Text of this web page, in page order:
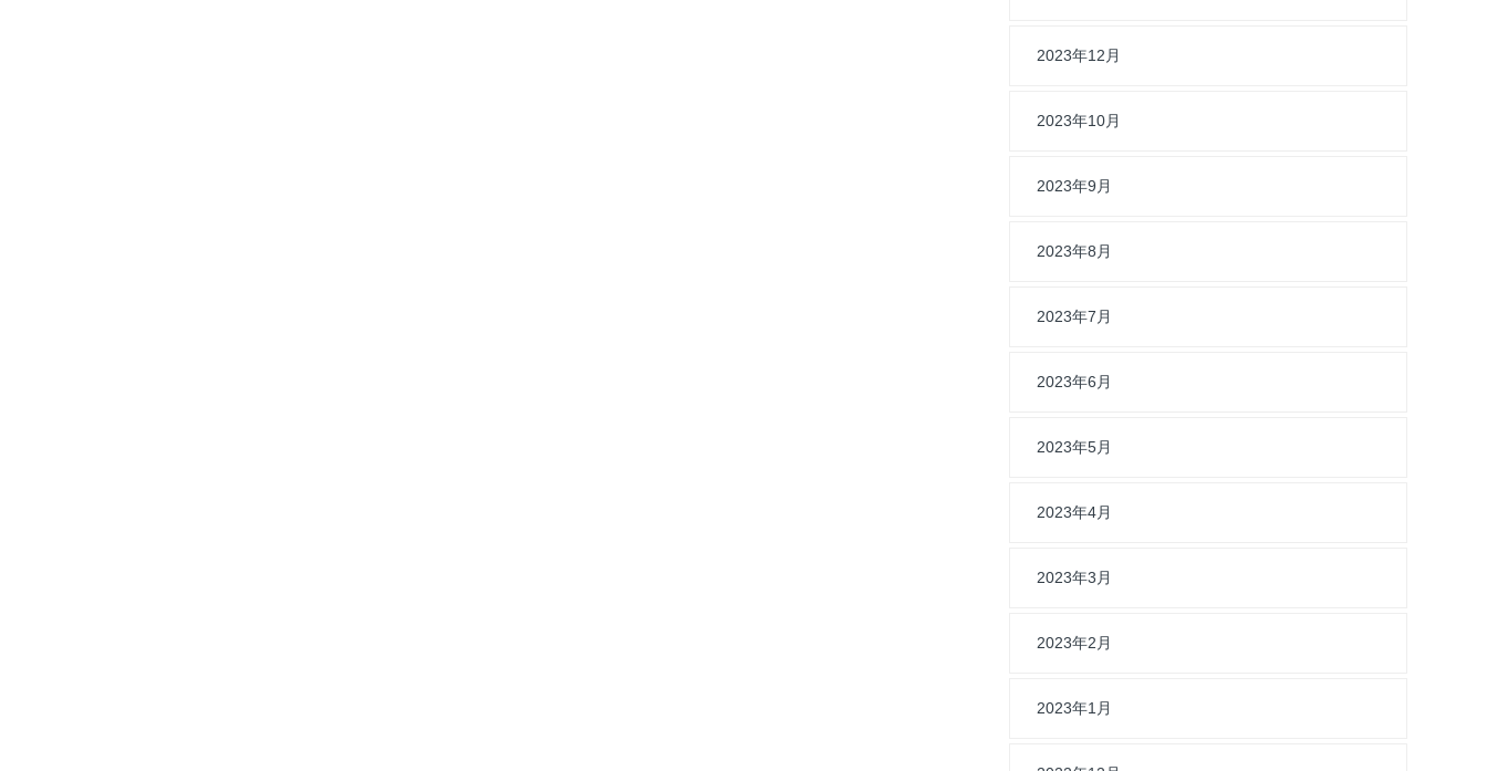
2023年12月
2023年10月
2023年9月
2023年8月
2023年7月
2023年6月
2023年5月
2023年4月
2023年3月
2023年2月
2023年1月